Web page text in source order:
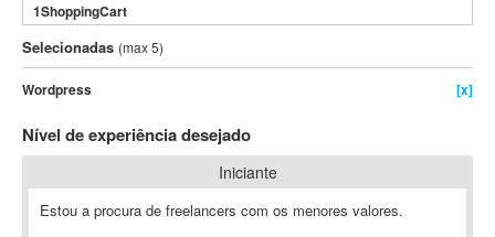
1ShoppingCart
3DS Max
3GSM
4D Dimension
802.11
A&P
A2Billing
Selecionadas (max 5)
Wordpress [x]
Nível de experiência desejado
Iniciante
Estou a procura de freelancers com os menores valores.